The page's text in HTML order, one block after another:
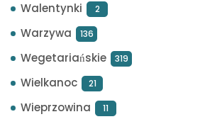
Walentynki 2
Warzywa 136
Wegetariańskie 319
Wielkanoc 21
Wieprzowina 11